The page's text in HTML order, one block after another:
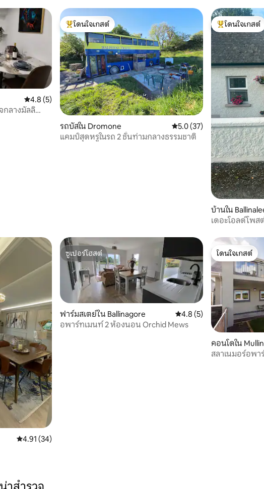
คะแนนเฉลี่ย 4.8 จาก 5, 5 รีวิว
4.8 (5)
กลางมัลลิ
โดนใจเกสต์ที่สุด
โดนใจเกสต์
รถบัสใน Dromone คะแนนเฉลี่ย 5.0 จาก 5, 37
5.0 (37)
แคมป์สุดหรูในรถ 2 ชั้นท่ามกลางธรรมชาติ
โดนใจเกสต์ที่
โดนใจเกสต์
บ้านใน
เดอะโอลด์โพ
คะแนนเฉลี่ย 4.91 จาก 5, 34 รีวิว
4.91 (34)
ซูเปอร์โฮสต์
ซูเปอร์โฮสต์
ฟาร์มสเตย์ใน Ballinagore คะแนนเฉลี่ย 4.8 จาก 5, 5
4.8 (5)
อพาร์ทเมนท์ 2 ห้องนอน Orchid Mews
โดนใจเกสต์
โดนใจเกสต์
คอนโดใน
สลาเนมอร์อพ